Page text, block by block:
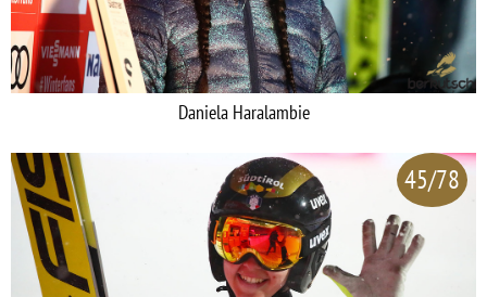
Daniela Haralambie
45/78